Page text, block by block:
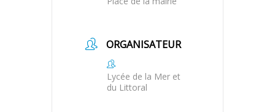
ORGANISATEUR
Lycée de la Mer et
du Littoral